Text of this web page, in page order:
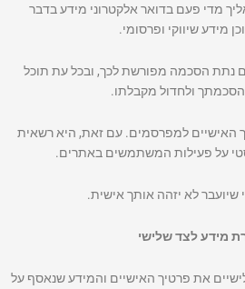
מדי פעם בדואר אלקטרוני מידע בדבר
מידע שיווקי ופרסומי.
נתת הסכמה מפורשת לכך, ובכל עת תוכל
ולחדול מקבלתו.
האישיים למפרסמים. עם זאת, היא רשאית
על פעילות המשתמשים באתרים.
שיועבר לא יזהה אותך אישית.
מידע לצד שלישי
את פרטיך האישיים והמידע שנאסף על